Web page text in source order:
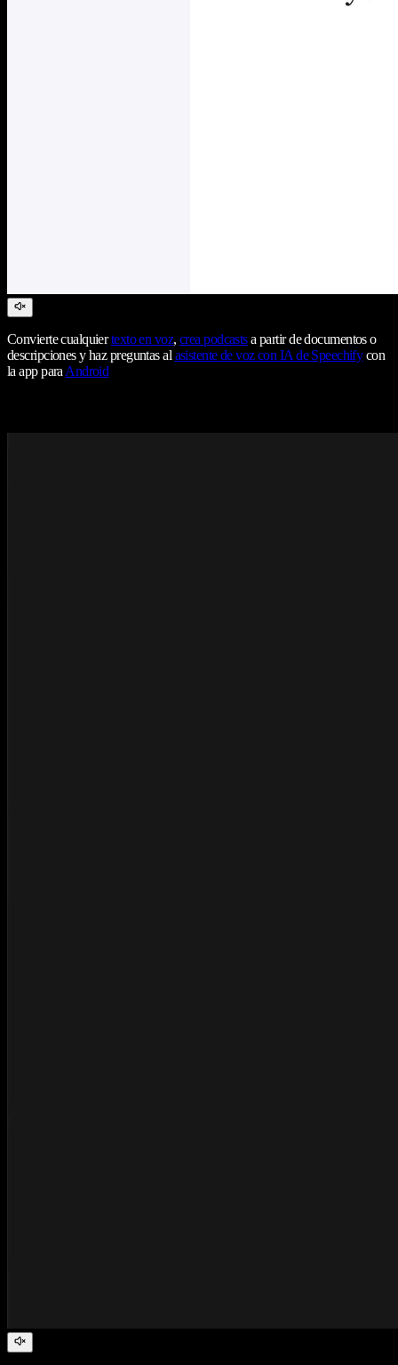
Convierte cualquiertexto en voz, crea podcastsa partir de documentos o
descripciones y haz preguntas alasistente de voz con IA de Speechifycon
la app paraAndroid